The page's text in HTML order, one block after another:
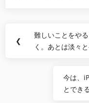
navigation
❮
Previous
Post:
難しいことをや
く。あとは淡々と
Next
Post:
今は、
とでき